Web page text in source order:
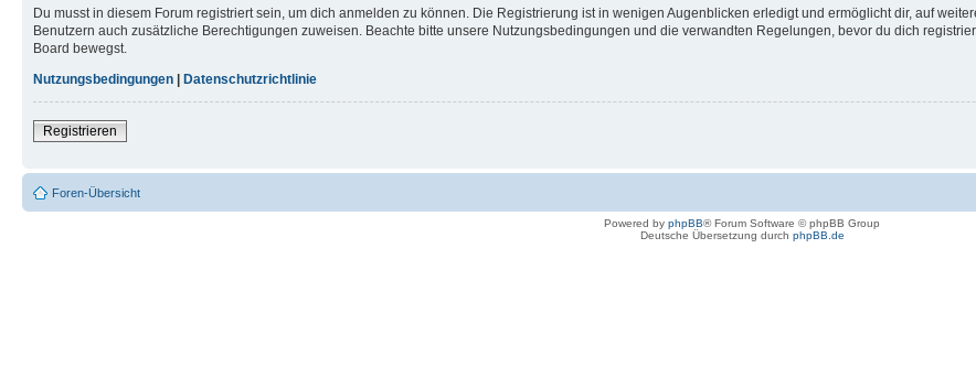
Du musst in diesem Forum registriert sein, um dich anmelden zu können. Die Registrierung ist in wenigen Augenblicken erledigt und ermöglicht dir, auf
Benutzern auch zusätzliche Berechtigungen zuweisen. Beachte bitte unsere Nutzungsbedingungen und die verwandten Regelungen, bevor du dich
Board bewegst.
Nutzungsbedingungen | Datenschutzrichtlinie
Registrieren
Foren-Übersicht
Powered by phpBB® Forum Software © phpBB Group
Deutsche Übersetzung durch phpBB.de